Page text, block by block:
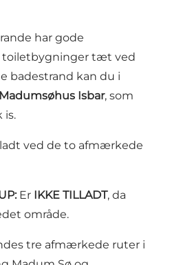
har gode
toiletbygninger tæt ved
badestrand kan du i
Madumsøhus Isbar, som
is.
ved de to afmærkede
Er IKKE TILLADT, da
område.
tre afmærkede ruter i